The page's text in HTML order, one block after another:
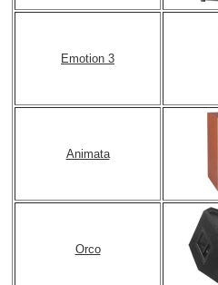
Emotion 3
Animata
Orco